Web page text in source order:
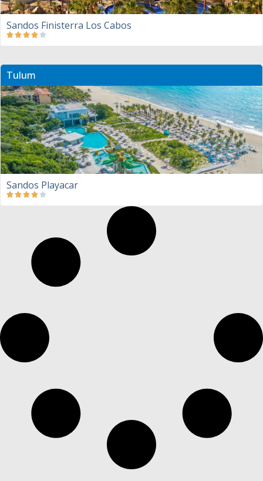
Sandos Finisterra Los Cabos
Tulum
Sandos Playacar